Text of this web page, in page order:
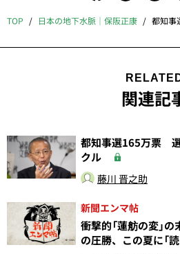
TOP 日本の地下水脈｜保阪正康 都知事
関連記
都知事選165万票
クル
藤川 晋之助
新聞エンマ帖
衝撃的「蓮舫の変」
の圧勝、この夏に「